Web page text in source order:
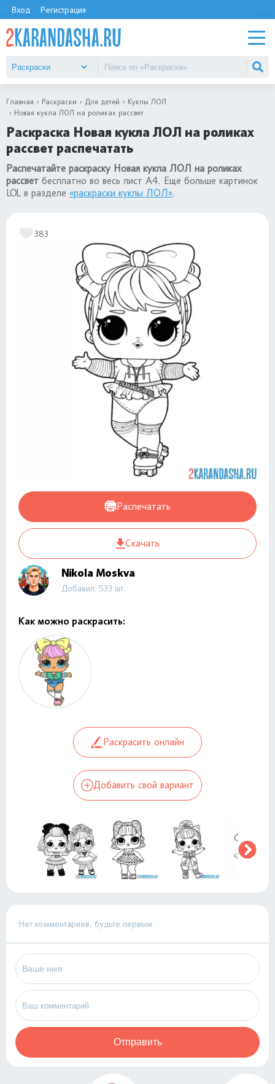
Вход Регистрация
Главная Раскраски Для детей
Куклы ЛОЛ
Новая кукла ЛОЛ на роликах рассвет
Раскраска Новая кукла ЛОЛ на роликах
рассвет распечатать
Распечатайте раскраску Новая кукла ЛОЛ на роликах
рассвет бесплатно во весь лист А4. Еще больше картинок
LOL в разделе «раскраски куклы ЛОЛ».
383
Распечатать
Скачать
Nikola Moskva
Добавил: 533 шт.
Как можно раскрасить:
Раскрасить онлайн
Добавить свой вариант
Нет комментариев, будьте первым
Отправить